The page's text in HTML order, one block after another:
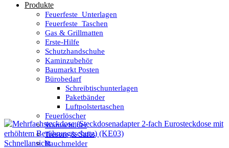
Produkte
Feuerfeste_Unterlagen
Feuerfeste_Taschen
Gas & Grillmatten
Erste-Hilfe
Schutzhandschuhe
Kaminzubehör
Baumarkt Posten
Bürobedarf
Schreibtischunterlagen
Paketbänder
Luftpolstertaschen
Feuerlöscher
Warnschilder
Tresore & Safes
Rauchmelder
Schnellansicht